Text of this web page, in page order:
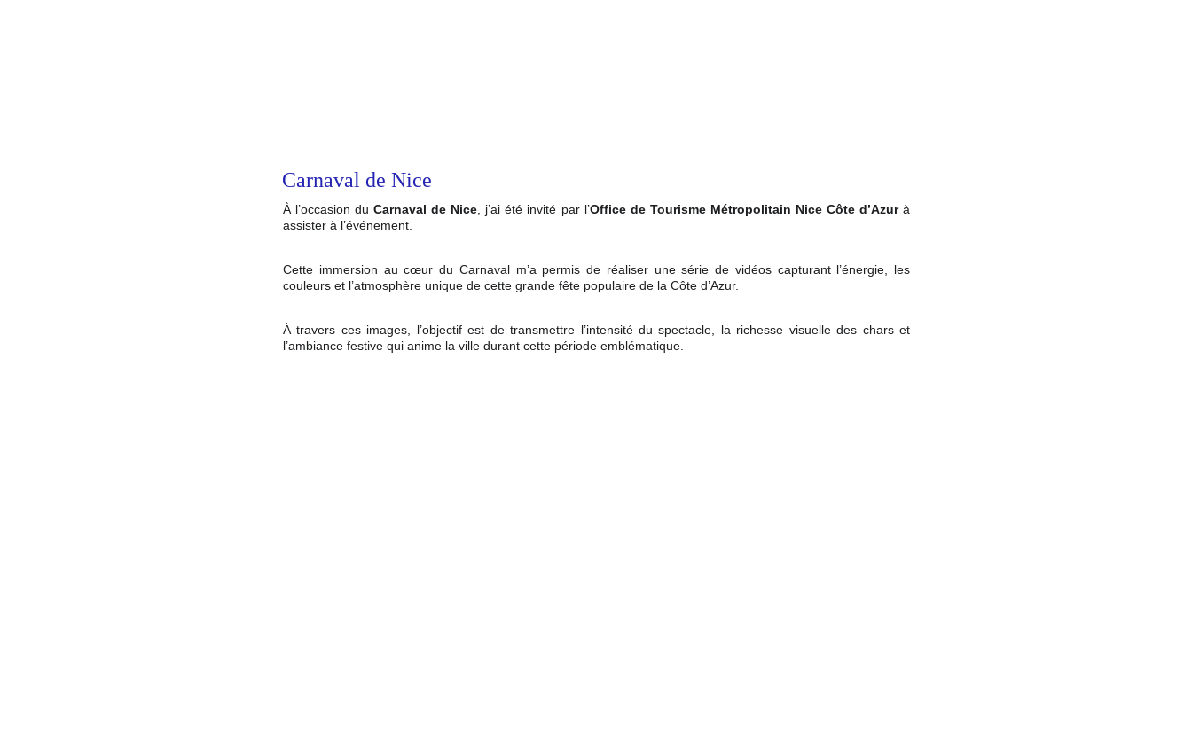
Carnaval de Nice
À l’occasion duCarnaval de Nice , j’ai été invité par l’Office de Tourisme Métropolitain Nice Côte d’Azurà
assister à l’événement.
Cette immersion au cœur du Carnaval m’a permis de réaliser une série de vidéos capturant l’énergie, les
couleurs et l’atmosphère unique de cette grande fête populaire de la Côte d’Azur.
À travers ces images, l’objectif est de transmettre l’intensité du spectacle, la richesse visuelle des chars et
l’ambiance festive qui anime la ville durant cette période emblématique.